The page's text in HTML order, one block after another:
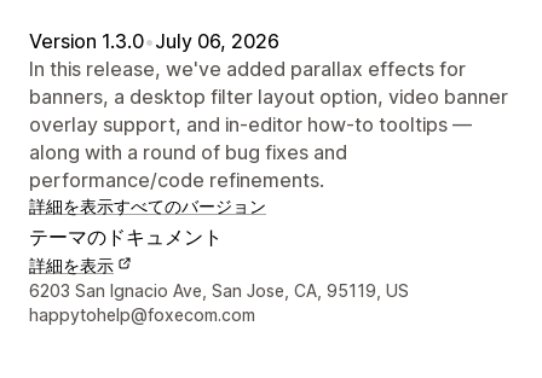
Version 1.3.0•July 06, 2026
In this release, we've added parallax effects for
banners, a desktop filter layout option, video banner
overlay support, and in-editor how-to tooltips —
along with a round of bug fixes and
performance/code refinements.
詳細を表示すべてのバージョン
テーマのドキュメント
詳細を表示
デザイナーの連絡先情報
6203 San Ignacio Ave, San Jose, CA, 95119, US
happytohelp@foxecom.com